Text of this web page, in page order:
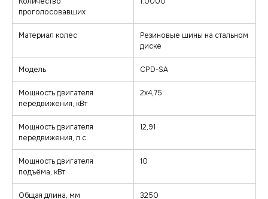
проголосовавших
Материал колес
Резиновые шины на стальном
диске
Модель CPD-SA
Мощность двигателя
передвижения, кВт
2х4,75
Мощность двигателя
передвижения, л.с.
12,91
Мощность двигателя
подъёма, кВт
10
Общая длина, мм 3250